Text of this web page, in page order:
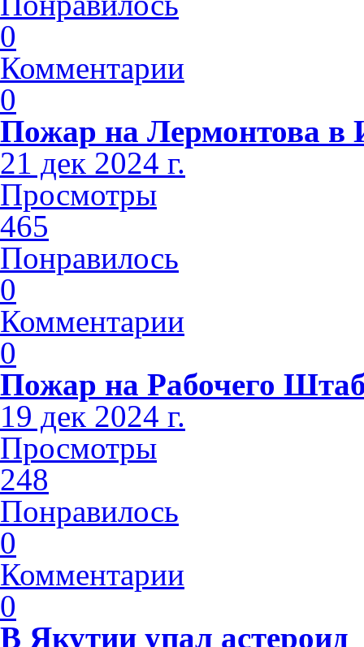
0
Комментарии
0
Пожар на Лермонтова в
21 дек 2024 г.
Просмотры
465
Понравилось
0
Комментарии
0
Пожар на Рабочего
19 дек 2024 г.
Просмотры
248
Понравилось
0
Комментарии
0
В Якутии упал астероид